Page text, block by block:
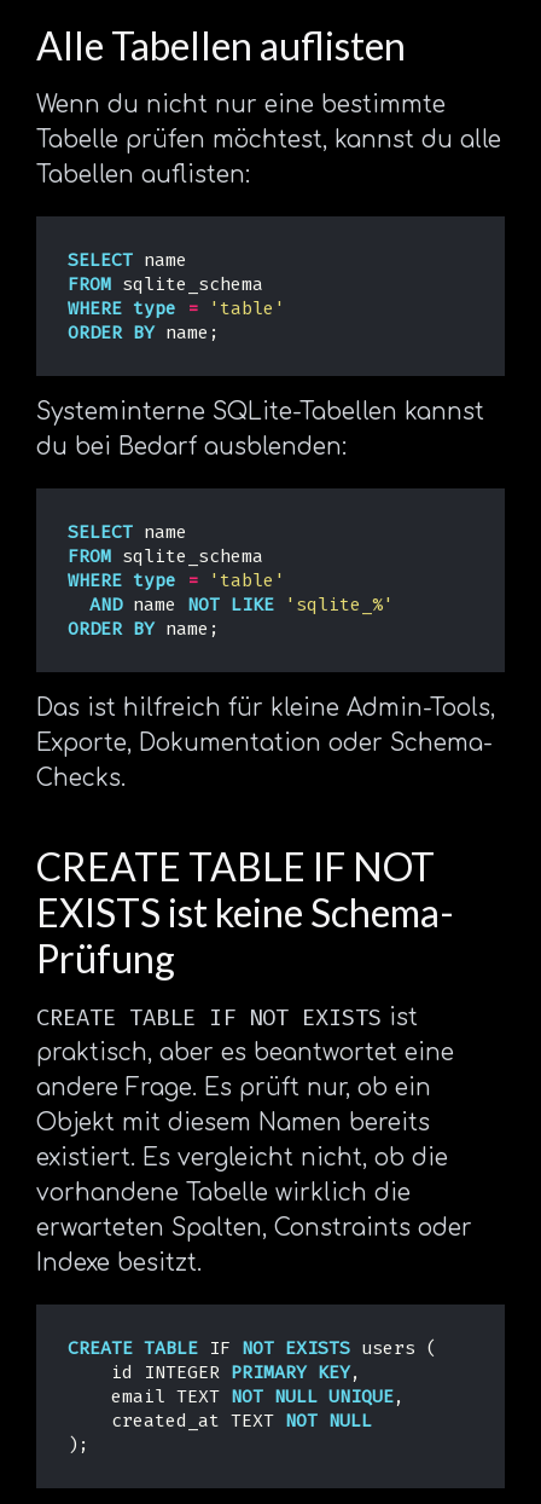
Alle Tabellen auflisten
Wenn du nicht nur eine bestimmte
Tabelle prüfen möchtest, kannst du alle
Tabellen auflisten:
SELECT name
FROM sqlite_schema
WHERE type =
'table'
ORDER BY name ;
Systeminterne SQLite-Tabellen kannst
du bei Bedarf ausblenden:
SELECT name
FROM sqlite_schema
WHERE type =
'table'
AND name NOT LIKE
'sqlite_%'
ORDER BY name ;
Das ist hilfreich für kleine Admin-Tools,
Exporte, Dokumentation oder Schema-
Checks.
CREATE TABLE IF NOT
EXISTS ist keine Schema-
Prüfung
CREATE TABLE IF NOT EXISTS ist
praktisch, aber es beantwortet eine
andere Frage. Es prüft nur, ob ein
Objekt mit diesem Namen bereits
existiert. Es vergleicht nicht, ob die
vorhandene Tabelle wirklich die
erwarteten Spalten, Constraints oder
Indexe besitzt.
CREATE TABLE IF NOT EXISTS users
(
id
INTEGER PRIMARY KEY,
email TEXT NOT NULL UNIQUE,
created_at TEXT NOT NULL
);